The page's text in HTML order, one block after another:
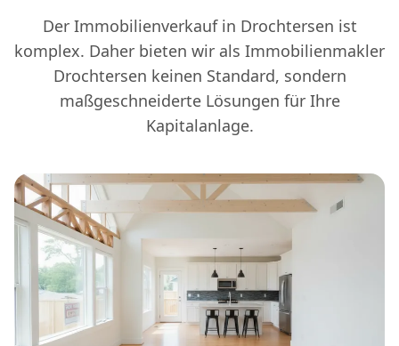
Der Immobilienverkauf in Drochtersen ist
komplex. Daher bieten wir als Immobilienmakler
Drochtersen keinen Standard, sondern
maßgeschneiderte Lösungen für Ihre
Kapitalanlage.